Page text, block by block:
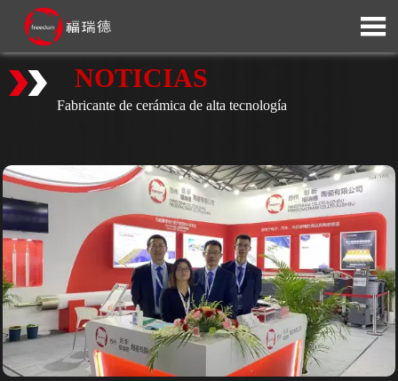

NOTICIAS
Fabricante de cerámica de alta tecnología